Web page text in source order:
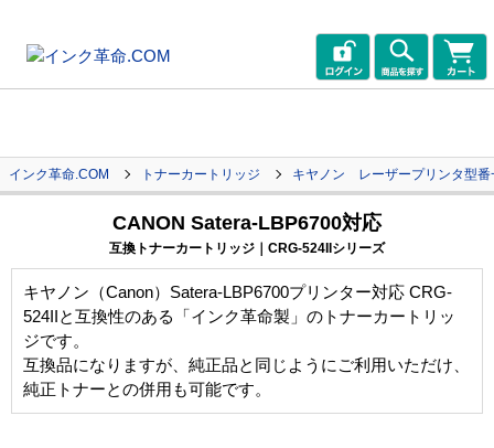
インク革命.COM トナーカートリッジ キヤノン レーザープリンタ型番
CANON Satera-LBP6700対応
互換トナーカートリッジ｜CRG-524IIシリーズ
キヤノン（Canon）Satera-LBP6700プリンター対応 CRG-
524IIと互換性のある「インク革命製」のトナーカートリッ
ジです。
互換品になりますが、純正品と同じようにご利用いただけ、
純正トナーとの併用も可能です。